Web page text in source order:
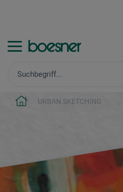
URBAN SKETCHING